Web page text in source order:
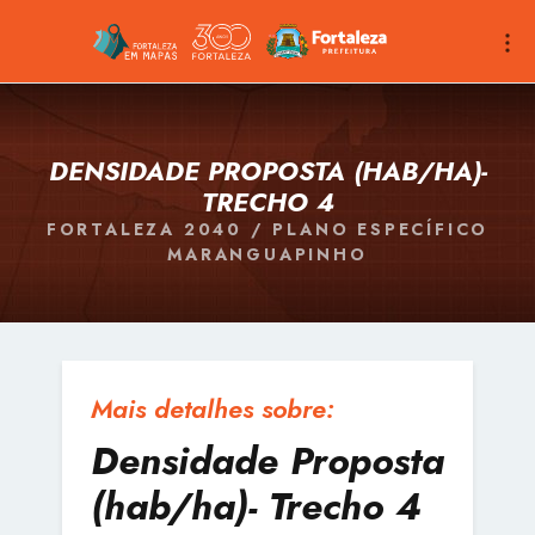
DENSIDADE PROPOSTA (HAB/HA)-
TRECHO 4
FORTALEZA 2040 / PLANO ESPECÍFICO
MARANGUAPINHO
Mais detalhes sobre:
Densidade Proposta
(hab/ha)- Trecho 4